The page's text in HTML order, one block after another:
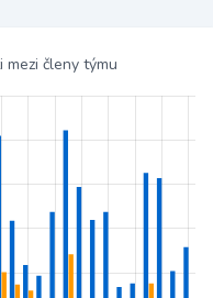
členy týmu